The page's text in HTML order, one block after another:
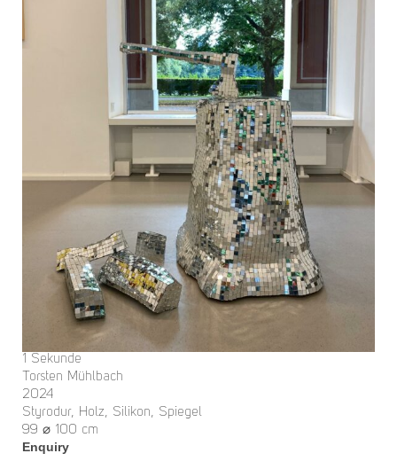
1 Sekunde
Torsten Mühlbach
2024
Styrodur, Holz, Silikon, Spiegel
99 ⌀ 100 cm
Enquiry